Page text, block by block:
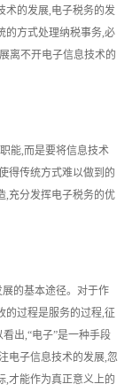
术的发展,电子税务的发
的方式处理纳税事务,必
离不开电子信息技术的
能,而是要将信息技术
得传统方式难以做到的
,充分发挥电子税务的优
的基本途径。对于作
的过程是服务的过程,征
出,“电子”是一种手段
电子信息技术的发展,忽
,才能作为真正意义上的